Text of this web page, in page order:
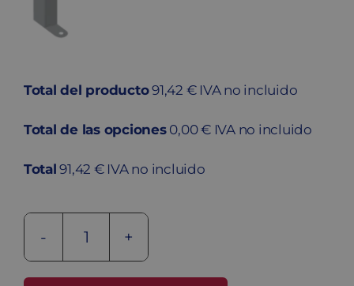
Total del producto91,42 € IVA no incluido
Total de las opciones 0,00 € IVA no incluido
Total 91,42 € IVA no incluido
Banco